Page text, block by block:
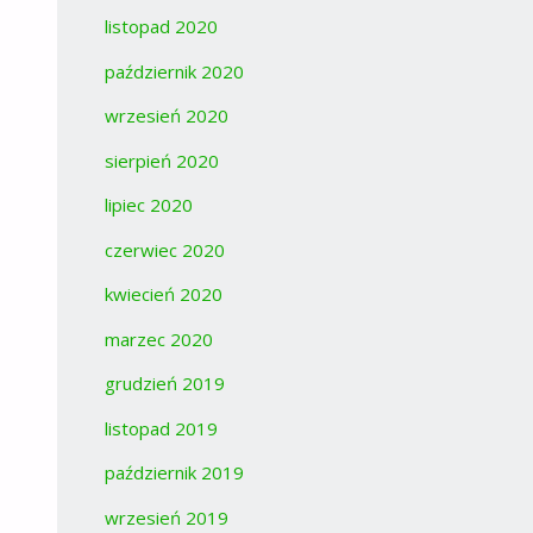
listopad 2020
październik 2020
wrzesień 2020
sierpień 2020
lipiec 2020
czerwiec 2020
kwiecień 2020
marzec 2020
grudzień 2019
listopad 2019
październik 2019
wrzesień 2019